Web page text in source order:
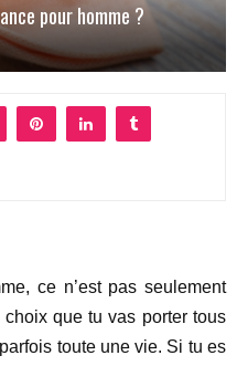
pour homme ?
ce n’est pas seulement
que tu vas porter tous
toute une vie. Si tu es